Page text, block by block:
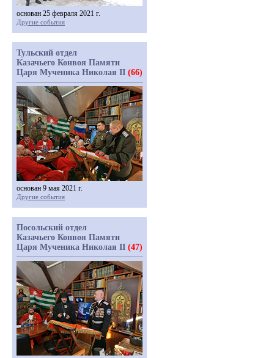
основан 25 февраля 2021 г.
Другие события
Тульский отдел
Казачьего Конвоя Памяти
Царя Мученика Николая II (66)
основан 9 мая 2021 г.
Другие события
Посольский отдел
Казачьего Конвоя Памяти
Царя Мученика Николая II (47)